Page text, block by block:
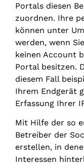
Portals diesen
zuordnen. Ihre
können unter
werden, wenn
keinen Account
Portal besitzen.
diesem Fall
Ihrem Endgerät
Erfassung Ihrer
Mit Hilfe der so
Betreiber der
erstellen, in
Interessen